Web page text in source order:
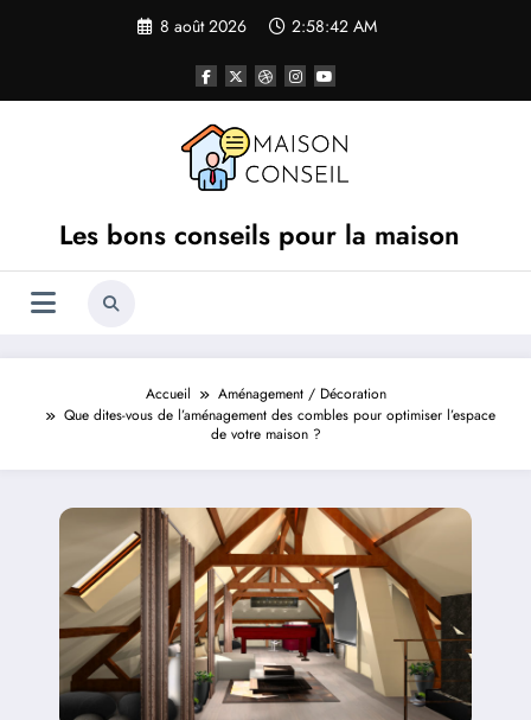
8 août 2026 2:58:43 AM
Les bons conseils pour la maison
Accueil
Aménagement / Décoration
Que dites-vous de l’aménagement des combles pour optimiser l’espace
de votre maison ?